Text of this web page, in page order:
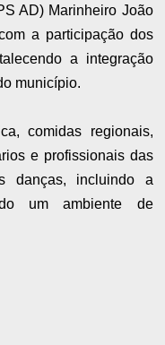
AD) Marinheiro João
a participação dos
a integração
município.
comidas regionais,
e profissionais das
danças, incluindo a
um ambiente de